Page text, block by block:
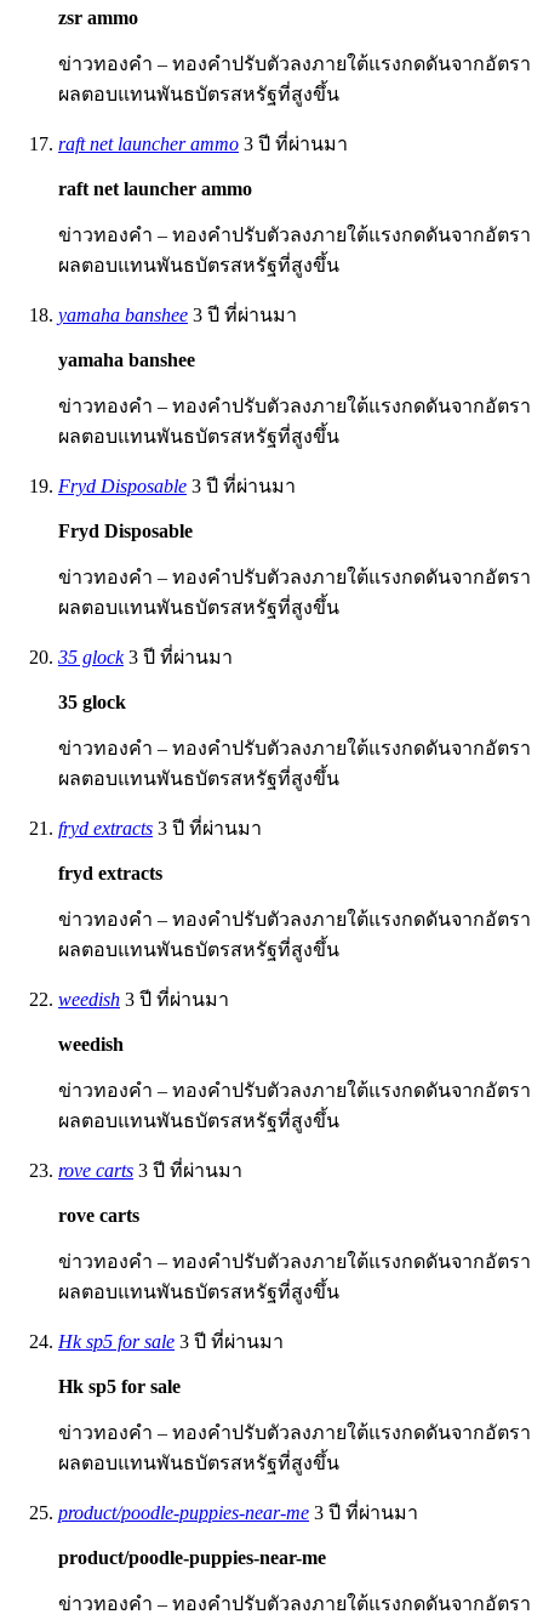
zsr ammo
ข่าวทองคำ – ทองคำปรับตัวลงภายใต้แรงกดดันจากอัตรา
ผลตอบแทนพันธบัตรสหรัฐที่สูงขึ้น
raft net launcher ammo 3 ปี ที่ผ่านมา
raft net launcher ammo
ข่าวทองคำ – ทองคำปรับตัวลงภายใต้แรงกดดันจากอัตรา
ผลตอบแทนพันธบัตรสหรัฐที่สูงขึ้น
yamaha banshee 3 ปี ที่ผ่านมา
yamaha banshee
ข่าวทองคำ – ทองคำปรับตัวลงภายใต้แรงกดดันจากอัตรา
ผลตอบแทนพันธบัตรสหรัฐที่สูงขึ้น
Fryd Disposable 3 ปี ที่ผ่านมา
Fryd Disposable
ข่าวทองคำ – ทองคำปรับตัวลงภายใต้แรงกดดันจากอัตรา
ผลตอบแทนพันธบัตรสหรัฐที่สูงขึ้น
35 glock 3 ปี ที่ผ่านมา
35 glock
ข่าวทองคำ – ทองคำปรับตัวลงภายใต้แรงกดดันจากอัตรา
ผลตอบแทนพันธบัตรสหรัฐที่สูงขึ้น
fryd extracts 3 ปี ที่ผ่านมา
fryd extracts
ข่าวทองคำ – ทองคำปรับตัวลงภายใต้แรงกดดันจากอัตรา
ผลตอบแทนพันธบัตรสหรัฐที่สูงขึ้น
weedish 3 ปี ที่ผ่านมา
weedish
ข่าวทองคำ – ทองคำปรับตัวลงภายใต้แรงกดดันจากอัตรา
ผลตอบแทนพันธบัตรสหรัฐที่สูงขึ้น
rove carts 3 ปี ที่ผ่านมา
rove carts
ข่าวทองคำ – ทองคำปรับตัวลงภายใต้แรงกดดันจากอัตรา
ผลตอบแทนพันธบัตรสหรัฐที่สูงขึ้น
Hk sp5 for sale 3 ปี ที่ผ่านมา
Hk sp5 for sale
ข่าวทองคำ – ทองคำปรับตัวลงภายใต้แรงกดดันจากอัตรา
ผลตอบแทนพันธบัตรสหรัฐที่สูงขึ้น
product/poodle-puppies-near-me 3 ปี ที่ผ่านมา
product/poodle-puppies-near-me
ข่าวทองคำ – ทองคำปรับตัวลงภายใต้แรงกดดันจากอัตรา